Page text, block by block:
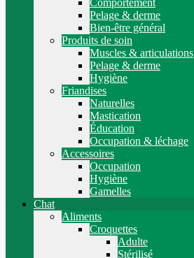
Comportement
Pelage & derme
Bien-être général
Produits de soin
Muscles & articulations
Pelage & derme
Hygiène
Friandises
Naturelles
Mastication
Éducation
Occupation & léchage
Accessoires
Occupation
Hygiène
Gamelles
Chat
Aliments
Croquettes
Adulte
Stérilisé